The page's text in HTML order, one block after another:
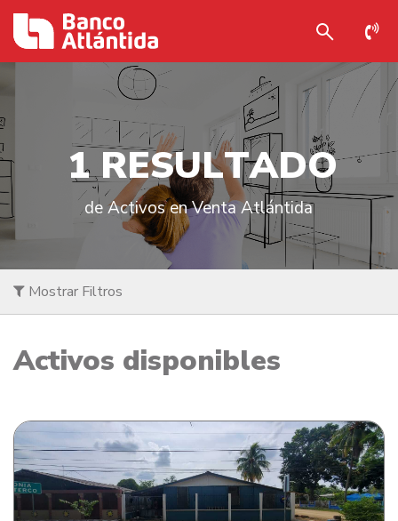
1 RESULTADO
de Activos en Venta Atlántida
Mostrar Filtros
Activos disponibles